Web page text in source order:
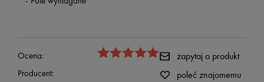
Ocena:
Producent:
zapytaj o produkt
poleć znajomemu